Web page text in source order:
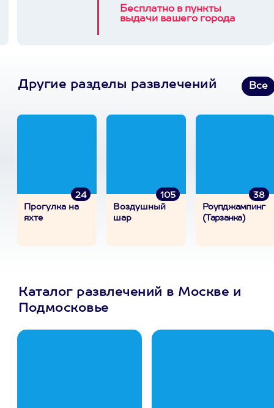
Бесплатно в пункты
выдачи вашего города
Другие разделы развлечений Все
24
Прогулка на
яхте
105
Воздушный
шар
38
Роупджампинг
(Тарзанка)
Каталог развлечений в Москве и
Подмосковье